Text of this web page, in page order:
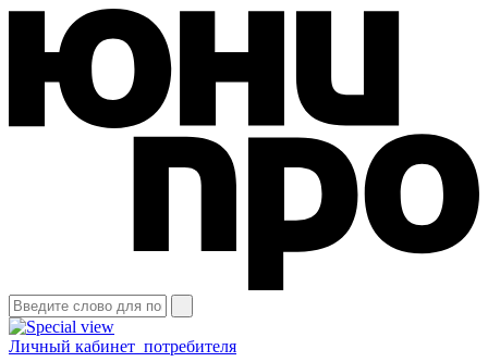
Личный кабинет потребителя